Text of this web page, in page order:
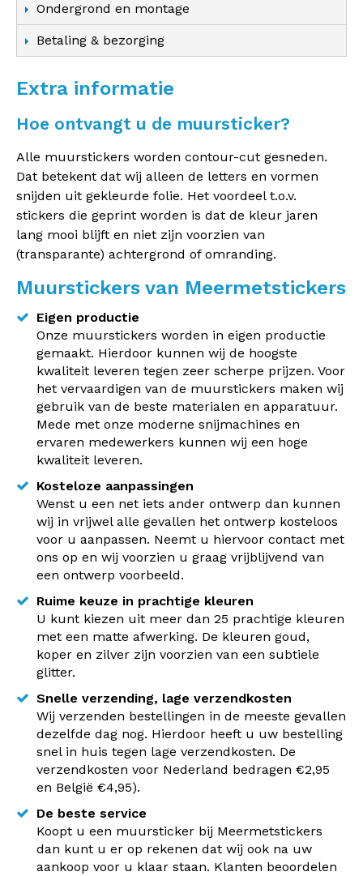
Ondergrond en montage
Betaling & bezorging
Extra informatie
Hoe ontvangt u de muursticker?
Alle muurstickers worden contour-cut gesneden.
Dat betekent dat wij alleen de letters en vormen
snijden uit gekleurde folie. Het voordeel t.o.v.
stickers die geprint worden is dat de kleur jaren
lang mooi blijft en niet zijn voorzien van
(transparante) achtergrond of omranding.
Muurstickers van Meermetstickers
Eigen productie
Onze muurstickers worden in eigen productie
gemaakt. Hierdoor kunnen wij de hoogste
kwaliteit leveren tegen zeer scherpe prijzen. Voor
het vervaardigen van de muurstickers maken wij
gebruik van de beste materialen en apparatuur.
Mede met onze moderne snijmachines en
ervaren medewerkers kunnen wij een hoge
kwaliteit leveren.
Kosteloze aanpassingen
Wenst u een net iets ander ontwerp dan kunnen
wij in vrijwel alle gevallen het ontwerp kosteloos
voor u aanpassen. Neemt u hiervoor contact met
ons op en wij voorzien u graag vrijblijvend van
een ontwerp voorbeeld.
Ruime keuze in prachtige kleuren
U kunt kiezen uit meer dan 25 prachtige kleuren
met een matte afwerking. De kleuren goud,
koper en zilver zijn voorzien van een subtiele
glitter.
Snelle verzending, lage verzendkosten
Wij verzenden bestellingen in de meeste gevallen
dezelfde dag nog. Hierdoor heeft u uw bestelling
snel in huis tegen lage verzendkosten. De
verzendkosten voor Nederland bedragen €2,95
en België €4,95).
De beste service
Koopt u een muursticker bij Meermetstickers
dan kunt u er op rekenen dat wij ook na uw
aankoop voor u klaar staan. Klanten beoordelen